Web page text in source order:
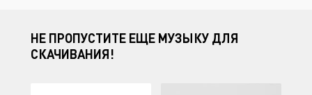
НЕ ПРОПУСТИТЕ ЕЩЕ МУЗЫКУ ДЛЯ
СКАЧИВАНИЯ!